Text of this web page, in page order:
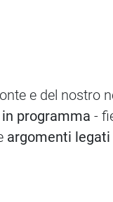
e del nostro
programma -
argomenti legati